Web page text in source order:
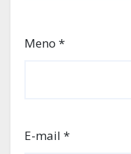
Meno *
E-mail *